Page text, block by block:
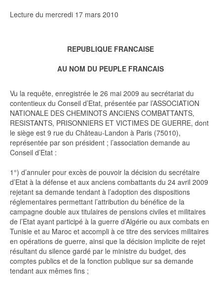
Lecture du mercredi 17 mars 2010
REPUBLIQUE FRANCAISE
AU NOM DU PEUPLE FRANCAIS
Vu la requête, enregistrée le 26 mai 2009 au secrétariat du
contentieux du Conseil d’Etat, présentée par l’ASSOCIATION
NATIONALE DES CHEMINOTS ANCIENS COMBATTANTS,
RESISTANTS, PRISONNIERS ET VICTIMES DE GUERRE, dont
le siège est 9 rue du Château-Landon à Paris (75010),
représentée par son président ; l’association demande au
Conseil d’Etat :
1°) d’annuler pour excès de pouvoir la décision du secrétaire
d’Etat à la défense et aux anciens combattants du 24 avril 2009
rejetant sa demande tendant à l’adoption des dispositions
réglementaires permettant l’attribution du bénéfice de la
campagne double aux titulaires de pensions civiles et militaires
de l’Etat ayant participé à la guerre d’Algérie ou aux combats en
Tunisie et au Maroc et accompli à ce titre des services militaires
en opérations de guerre, ainsi que la décision implicite de rejet
résultant du silence gardé par le ministre du budget, des
comptes publics et de la fonction publique sur sa demande
tendant aux mêmes fins ;